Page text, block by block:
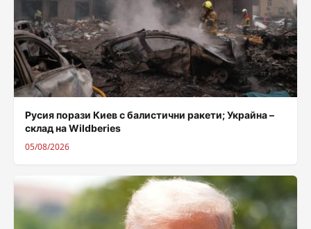
Русия порази Киев с балистични ракети; Украйна –
склад на Wildberies
05/08/2026